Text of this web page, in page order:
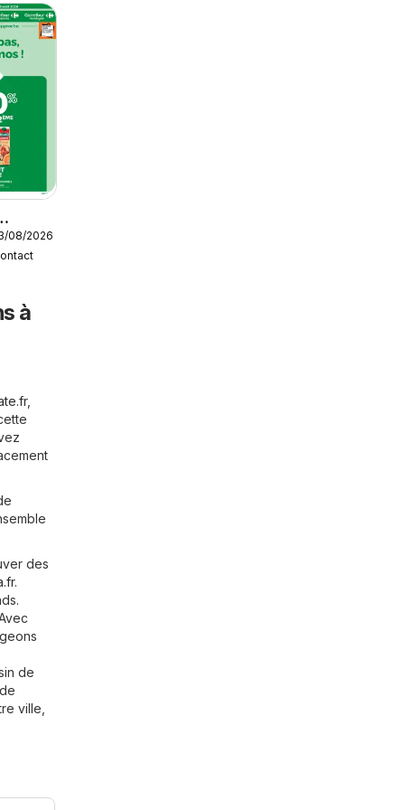
08/2026
à
,
des
.
de
ville,